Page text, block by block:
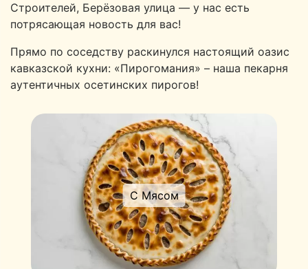
Строителей, Берёзовая улица — у нас есть
потрясающая новость для вас!
Прямо по соседству раскинулся настоящий оазис
кавказской кухни: «Пирогомания» – наша пекарня
аутентичных осетинских пирогов!
С Мясом